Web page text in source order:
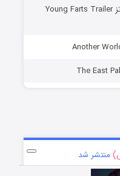
دانلود مستند قطعات تریلر یانگ فارتز Young Farts Trailer
منتشر شد